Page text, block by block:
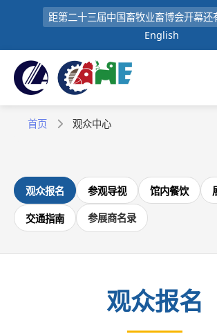
距第二十三届中国畜牧业畜博会开幕还
English
首页 观众中心
观众报名 参观导视 馆内餐饮
交通指南 参展商名录
观众报名